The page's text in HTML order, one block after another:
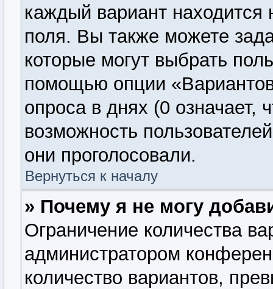
каждый вариант находится
поля. Вы также можете
которые могут выбрать
помощью опции
опроса в днях (0 означает,
возможность
они проголосовали.
Вернуться к началу
» Почему я не могу
Ограничение количества
администратором
количество вариантов,